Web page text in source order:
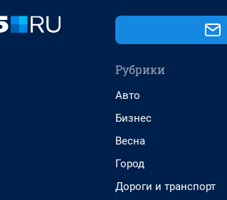
Рубрики
Авто
Бизнес
Весна
Город
Дороги и транспорт